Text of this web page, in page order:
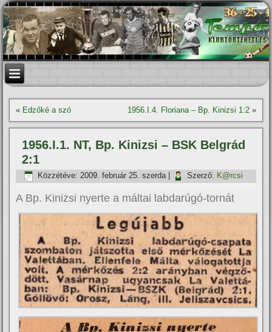
« Edzőké a szó 1956.I.4. Floriana – Bp. Kinizsi 1:2»
1956.I.1. NT, Bp. Kinizsi – BSK Belgrád
2:1
Közzétéve: 2009. február 25. szerda| Szerző: K@rcsi
A Bp. Kinizsi nyerte a máltai labdarúgó-tornát